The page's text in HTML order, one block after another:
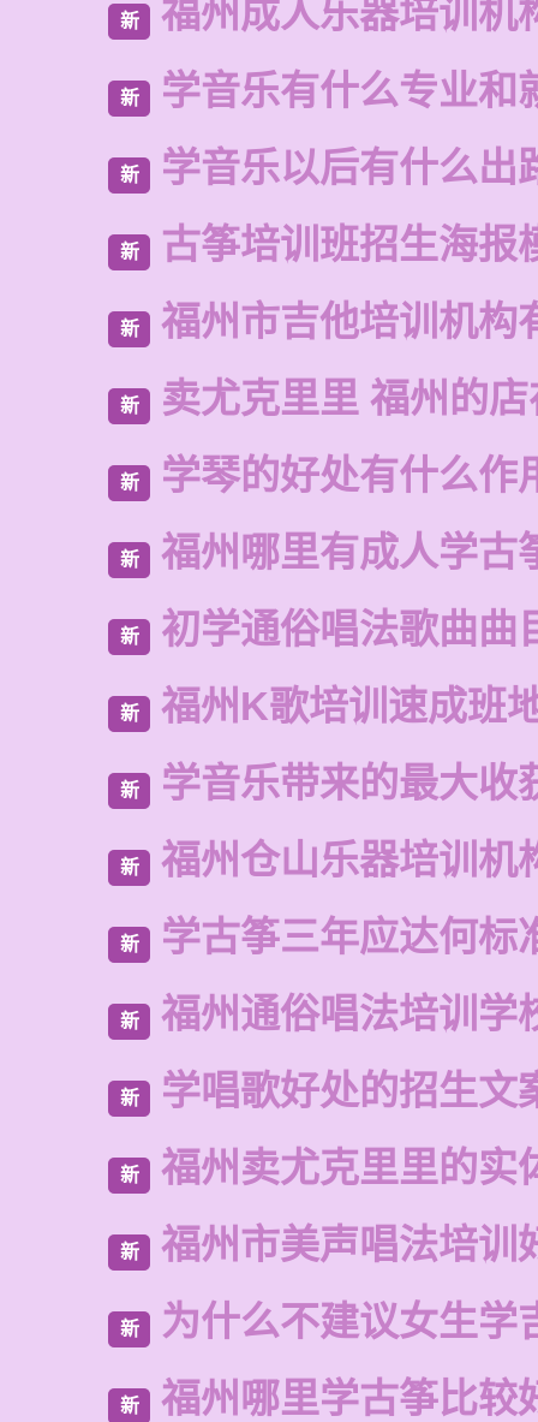
新 福州成人乐器培训机
新 学音乐有什么专业和
新 学音乐以后有什么出
新 古筝培训班招生海报
新 福州市吉他培训机构
新 卖尤克里里 福州的
新 学琴的好处有什么作
新 福州哪里有成人学古
新 初学通俗唱法歌曲曲
新 福州K歌培训速成班
新 学音乐带来的最大收
新 福州仓山乐器培训机
新 学古筝三年应达何标
新 福州通俗唱法培训学
新 学唱歌好处的招生文
新 福州卖尤克里里的实
新 福州市美声唱法培训
新 为什么不建议女生学
新 福州哪里学古筝比较